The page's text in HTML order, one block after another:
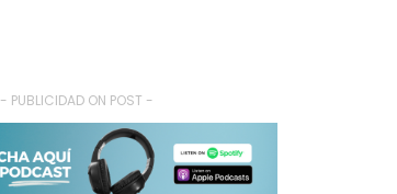
- PUBLICIDAD ON POST -